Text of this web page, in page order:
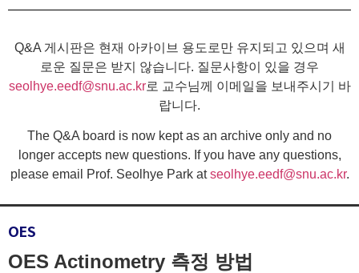
Q&A 게시판은 현재 아카이브 용도로만 유지되고 있으며 새
로운 질문은 받지 않습니다. 질문사항이 있을 경우
seolhye.eedf@snu.ac.kr로 교수님께 이메일을 보내주시기 바
랍니다.
The Q&A board is now kept as an archive only and no
longer accepts new questions. If you have any questions,
please email Prof. Seolhye Park atseolhye.eedf@snu.ac.kr.
OES
OES Actinometry 측정 방법